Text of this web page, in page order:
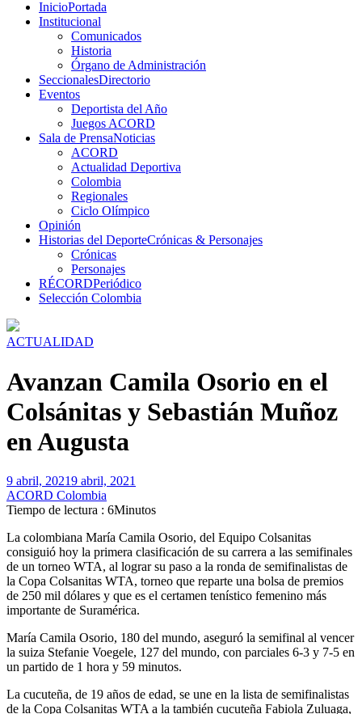
principalInicioPortada
Institucional
Comunicados
Historia
Órgano de Administración
SeccionalesDirectorio
Eventos
Deportista del Año
Juegos ACORD
Sala de PrensaNoticias
ACORD
Actualidad Deportiva
Colombia
Regionales
Ciclo Olímpico
Opinión
Historias del DeporteCrónicas & Personajes
Crónicas
Personajes
RÉCORDPeriódico
Selección Colombia
ACTUALIDAD
Avanzan Camila Osorio en el
Colsánitas y Sebastián Muñoz
en Augusta
9 abril, 20219 abril, 2021
ACORD Colombia
Tiempo de lectura : 6Minutos
La colombiana María Camila Osorio, del Equipo Colsanitas
consiguió hoy la primera clasificación de su carrera a las semifinales
de un torneo WTA, al lograr su paso a la ronda de semifinalistas de
la Copa Colsanitas WTA, torneo que reparte una bolsa de premios
de 250 mil dólares y que es el certamen tenístico femenino más
importante de Suramérica.
María Camila Osorio, 180 del mundo, aseguró la semifinal al vencer
la suiza Stefanie Voegele, 127 del mundo, con parciales 6-3 y 7-5 en
un partido de 1 hora y 59 minutos.
La cucuteña, de 19 años de edad, se une en la lista de semifinalistas
de la Copa Colsanitas WTA a la también cucuteña Fabiola Zuluaga,